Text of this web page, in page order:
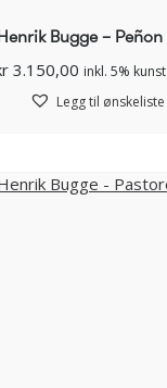
Bugge –
3.150,00 inkl. 5%
Legg til ønskeliste